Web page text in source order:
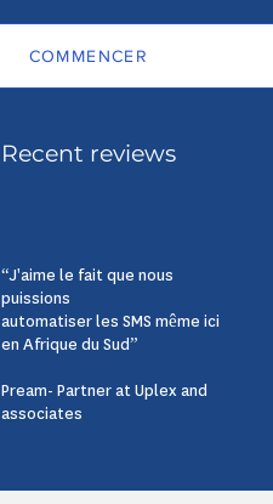
COMMENCER
Recent reviews
“J'aime le fait que nous
puissions
automatiser les SMS même ici
en Afrique du Sud”
Pream- Partner at Uplex and
associates